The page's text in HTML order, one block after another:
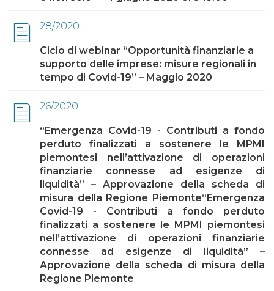
28/2020
Ciclo di webinar “Opportunità finanziarie a
supporto delle imprese: misure regionali in
tempo di Covid-19” – Maggio 2020
26/2020
“Emergenza Covid-19 - Contributi a fondo
perduto finalizzati a sostenere le MPMI
piemontesi nell’attivazione di operazioni
finanziarie connesse ad esigenze di
liquidità” – Approvazione della scheda di
misura della Regione Piemonte“Emergenza
Covid-19 - Contributi a fondo perduto
finalizzati a sostenere le MPMI piemontesi
nell’attivazione di operazioni finanziarie
connesse ad esigenze di liquidità” –
Approvazione della scheda di misura della
Regione Piemonte